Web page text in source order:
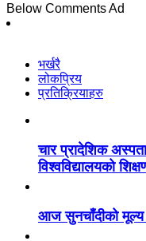
Below Comments Ad
भर्खरै
लोकप्रिय
प्रतिक्रियाहरु
चार प्रादेशिक
विश्वविद्यालयको
आज सुनचाँदीको मूल्य